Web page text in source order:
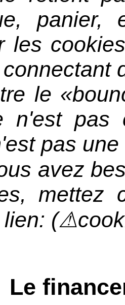
les
le
n'est
pas
avez
mettez
lien:
Le